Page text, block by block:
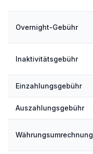
Overnight-Gebühr
Inaktivitätsgebühr
Einzahlungsgebühr
Auszahlungsgebühr
Währungsumrechnung